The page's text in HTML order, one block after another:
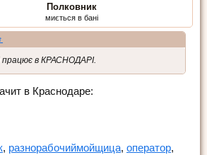
Полковник
миється в бані
↑
працює в КРАСНОДАРІ.
в Краснодаре:
, разнорабочиймойщица, оператор,